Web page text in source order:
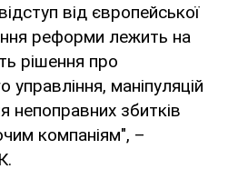
від європейської
реформи лежить на
рішення про
управління, маніпуляцій
непоправних збитків
компаніям", –